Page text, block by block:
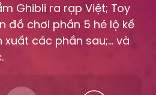
Ghibli ra rạp Việt; Toy
đồ chơi phần 5 hé lộ kế
các phần sau;... và